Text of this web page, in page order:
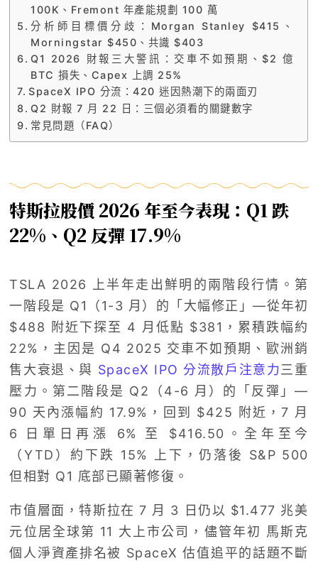
100K、Fremont 年產能規劃 100 萬
分析師目標價分歧：Morgan Stanley $415、
Morningstar $450、共識 $403
Q1 2026 財報三大警訊：交車不如預期、$2 億
BTC 損失、Capex 上調 25%
SpaceX IPO 分流：420 迷因熱潮下的兩面刃
Q2 財報 7 月 22 日：三個必須看的關鍵數字
常見問題（FAQ）
特斯拉股價 2026 年至今表現：Q1 跌
22%、Q2 反彈 17.9%
TSLA 2026 上半年走出鮮明的兩階段行情。第
一階段是 Q1（1-3 月）的「大幅修正」—從年初
$488 附近下探至 4 月低點 $381，累積跌幅約
22%，主因是 Q4 2025 交車不如預期、歐洲銷
售大衰退、與 SpaceX IPO 分流散戶注意力三重
壓力。第二階段是 Q2（4-6 月）的「反彈」—
90 天內漲幅約 17.9%，回到 $425 附近，7 月
6 日單日再漲 6% 至 $416.50。全年至今
（YTD）約下跌 15% 上下，仍落後 S&P 500
但相對 Q1 底部已顯著修復。
市值層面，特斯拉在 7 月 3 日仍以 $1.477 兆美
元位居全球第 11 大上市公司，儘管年初 馬斯克
個人淨資產排名被 SpaceX 估值追平的話題不斷